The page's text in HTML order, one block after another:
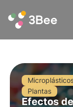
Plantas
Efectos